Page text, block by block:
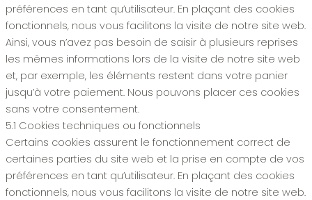
préférences en tant qu’utilisateur. En plaçant des cookies
fonctionnels, nous vous facilitons la visite de notre site web.
Ainsi, vous n’avez pas besoin de saisir à plusieurs reprises
les mêmes informations lors de la visite de notre site web
et, par exemple, les éléments restent dans votre panier
jusqu’à votre paiement. Nous pouvons placer ces cookies
sans votre consentement.
5.1 Cookies techniques ou fonctionnels
Certains cookies assurent le fonctionnement correct de
certaines parties du site web et la prise en compte de vos
préférences en tant qu’utilisateur. En plaçant des cookies
fonctionnels, nous vous facilitons la visite de notre site web.